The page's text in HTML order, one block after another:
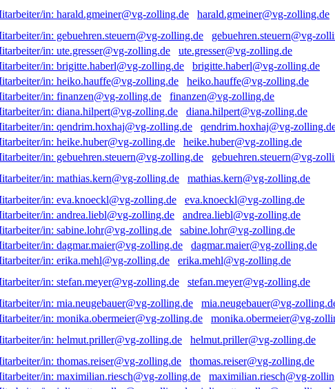
harald.gmeiner@vg-zolling.de
gebuehren.steuern@vg-
ute.gresser@vg-zolling.de
brigitte.haberl@vg-zolling.de
heiko.hauffe@vg-zolling.de
finanzen@vg-zolling.de
diana.hilpert@vg-zolling.de
qendrim.hoxhaj@vg-
heike.huber@vg-zolling.de
gebuehren.steuern@vg-
mathias.kern@vg-zolling.de
eva.knoeckl@vg-zolling.de
andrea.liebl@vg-zolling.de
sabine.lohr@vg-zolling.de
dagmar.maier@vg-zolling.de
erika.mehl@vg-zolling.de
stefan.meyer@vg-zolling.de
mia.neugebauer@vg-
monika.obermeier@vg-
helmut.priller@vg-zolling.de
thomas.reiser@vg-zolling.de
maximilian.riesch@vg-